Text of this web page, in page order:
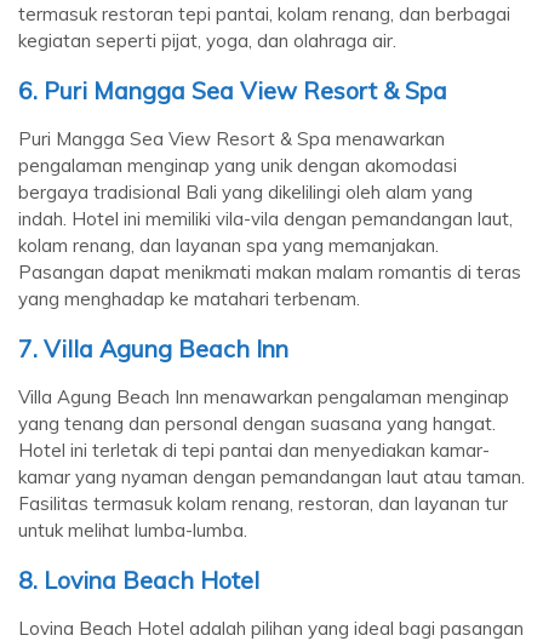
termasuk restoran tepi pantai, kolam renang, dan berbagai
kegiatan seperti pijat, yoga, dan olahraga air.
6. Puri Mangga Sea View Resort & Spa
Puri Mangga Sea View Resort & Spa menawarkan
pengalaman menginap yang unik dengan akomodasi
bergaya tradisional Bali yang dikelilingi oleh alam yang
indah. Hotel ini memiliki vila-vila dengan pemandangan laut,
kolam renang, dan layanan spa yang memanjakan.
Pasangan dapat menikmati makan malam romantis di teras
yang menghadap ke matahari terbenam.
7. Villa Agung Beach Inn
Villa Agung Beach Inn menawarkan pengalaman menginap
yang tenang dan personal dengan suasana yang hangat.
Hotel ini terletak di tepi pantai dan menyediakan kamar-
kamar yang nyaman dengan pemandangan laut atau taman.
Fasilitas termasuk kolam renang, restoran, dan layanan tur
untuk melihat lumba-lumba.
8. Lovina Beach Hotel
Lovina Beach Hotel adalah pilihan yang ideal bagi pasangan